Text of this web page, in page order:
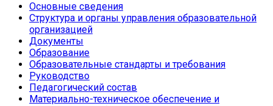
Основные сведения
Структура и органы управления образовательной
организацией
Документы
Образование
Образовательные стандарты и требования
Руководство
Педагогический состав
Материально-техническое обеспечение и